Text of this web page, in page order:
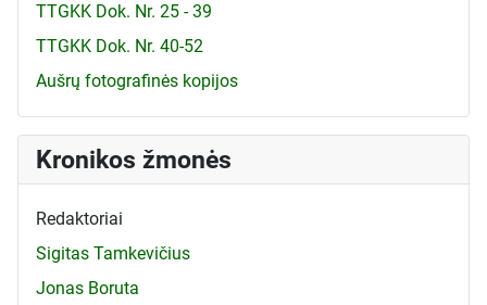
TTGKK Dok. Nr. 25 - 39
TTGKK Dok. Nr. 40-52
Aušrų fotografinės kopijos
Kronikos žmonės
Redaktoriai
Sigitas Tamkevičius
Jonas Boruta